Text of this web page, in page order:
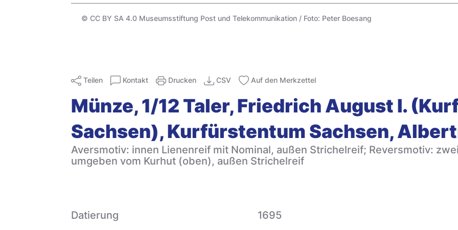
© CC BY SA 4.0 Museumsstiftung Post und Telekommunikation / Foto: Peter Boesang
Teilen Kontakt Drucken CSV Auf den Merkzettel
Münze, 1/12 Taler, Friedrich August I.
Sachsen), Kurfürstentum Sachsen,
Aversmotiv: innen Lienenreif mit Nominal, außen Strichelreif; Reversmotiv:
umgeben vom Kurhut (oben), außen Strichelreif
Datierung 1695